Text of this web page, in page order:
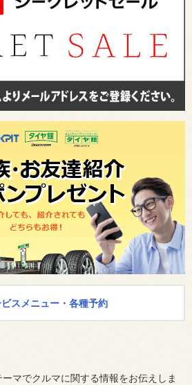
スメニュー・各種予約
マでクルマに関する情報をお伝えしま